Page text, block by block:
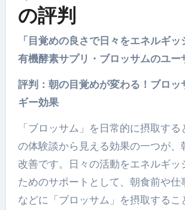
の評判
「目覚めの良さで日々をエネルギ
有機酵素サプリ・ブロッサムのユー
評判：朝の目覚めが変わる！ブロッ
ギー効果
「ブロッサム」を日常的に摂取す
の体験談から見える効果の一つが、
改善です。日々の活動をエネルギッ
ためのサポートとして、朝食前や仕
などに「ブロッサム」を摂取するこ